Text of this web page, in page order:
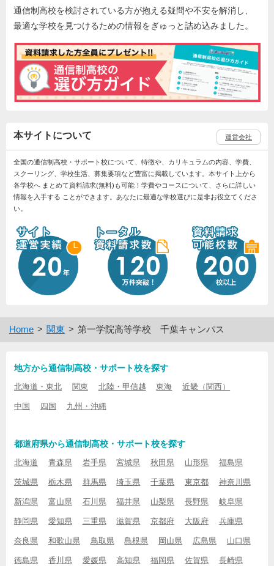
通信制高校を検討されている方が抱える疑問や不安を解消し、
最適な学校を見つけるための情報をぎゅっと詰め込みました。
本サイトについて 運営会社
全国の通信制高校・サポート校について、特徴や、カリキュラムの内容、学費、
スクーリング、学校生活、募集要項など豊富に掲載しています。本サイト上から
各学校へ まとめて資料請求(無料)も可能！学費やコースについて、さらに詳しい
情報を入手する ことができます。あなたに最適な学校選びに是非お役立てくださ
い。
Home 関東 第一学院高等学校 千葉キャンパス
地方から通信制高校・サポート校を探す
北海道・東北 関東 北陸・甲信越 東海 近畿（関西）
中国 四国 九州・沖縄
都道府県から通信制高校・サポート校を探す
北海道 青森県 岩手県 宮城県 秋田県 山形県 福島県
茨城県 栃木県 群馬県 埼玉県 千葉県 東京都 神奈川県
新潟県 富山県 石川県 福井県 山梨県 長野県 岐阜県
静岡県 愛知県 三重県 滋賀県 京都府 大阪府 兵庫県
奈良県 和歌山県 鳥取県 島根県 岡山県 広島県 山口県
徳島県 香川県 愛媛県 高知県 福岡県 佐賀県 長崎県